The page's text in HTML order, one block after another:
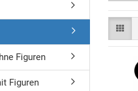
Figuren
Figuren